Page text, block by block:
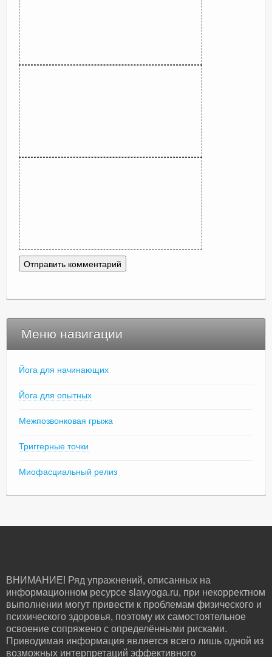
Меню навигации
Йога для начинающих
Йога для опытных
Межпозвонковая грыжа
Триггерные точки
Миофасциальный релиз
ВНИМАНИЕ! Ряд упражнений, описанных на
информационном ресурсе slavyoga.ru, при некорректном
выполнении могут привести к проблемам физического и
психического здоровья, поэтому их самостоятельное
освоение сопряжено с определёнными рисками.
Приводимая информация является всего лишь одной из
возможных интерпретаций эффективного